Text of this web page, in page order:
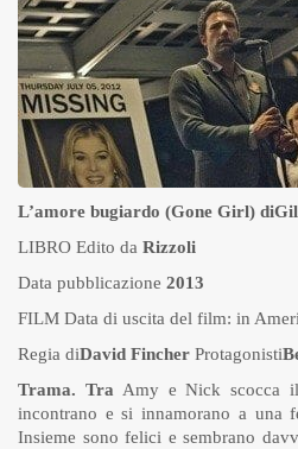
L’amore bugiardo (Gone Girl) di
LIBRO Edito da Rizzoli
Data pubblicazione 2013
FILM Data di uscita del film: in
Regia diDavid Fincher Protagonisti
Trama. Tra Amy e Nick scocca
incontrano e si innamorano a una
Insieme sono felici e sembrano